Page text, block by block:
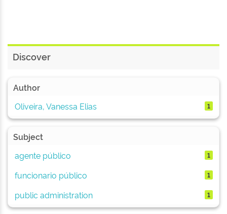
Discover
Author
Oliveira, Vanessa Elias
1
Subject
agente público
1
funcionario público 1
public administration 1